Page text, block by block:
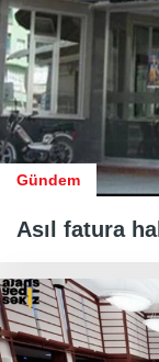
Gündem
Asıl fatura